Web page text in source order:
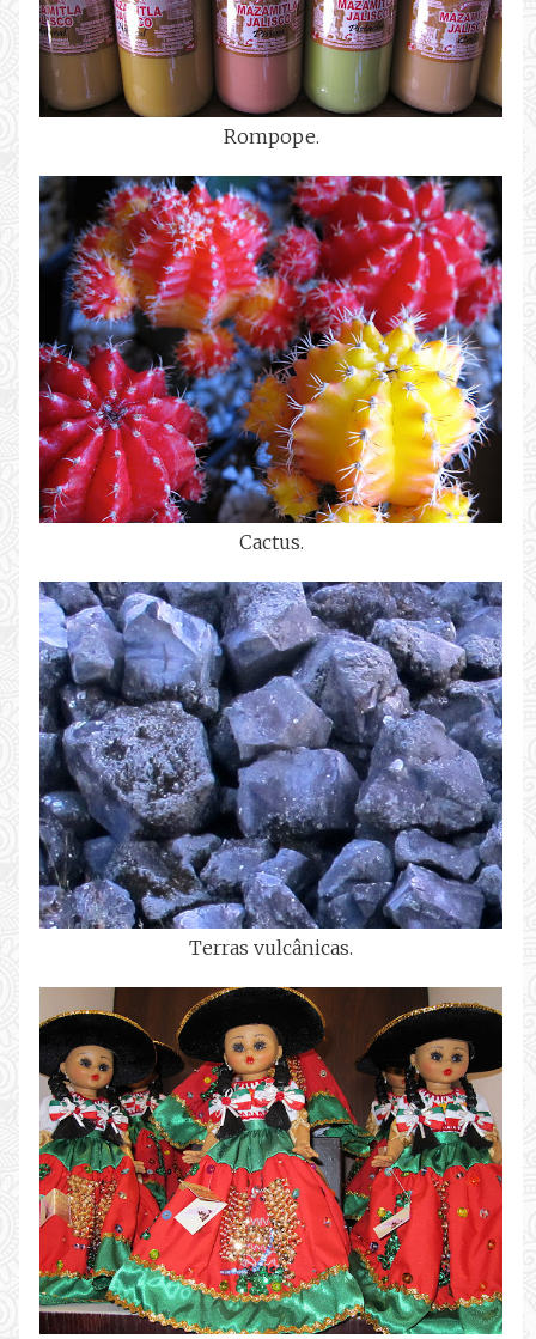
Rompope.
Cactus.
Terras vulcânicas.